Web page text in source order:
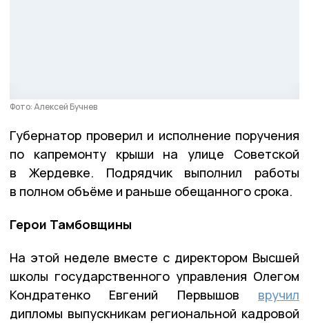
Фото: Алексей Бучнев
Губернатор проверил и исполнение поручения
по капремонту крыши на улице Советской
в Жердевке. Подрядчик выполнил работы
в полном объёме и раньше обещанного срока.
Герои Тамбовщины
На этой неделе вместе с директором Высшей
школы государственного управления Олегом
Кондратенко Евгений Первышов вручил
дипломы выпускникам региональной кадровой